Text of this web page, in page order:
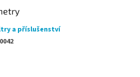
a příslušenství